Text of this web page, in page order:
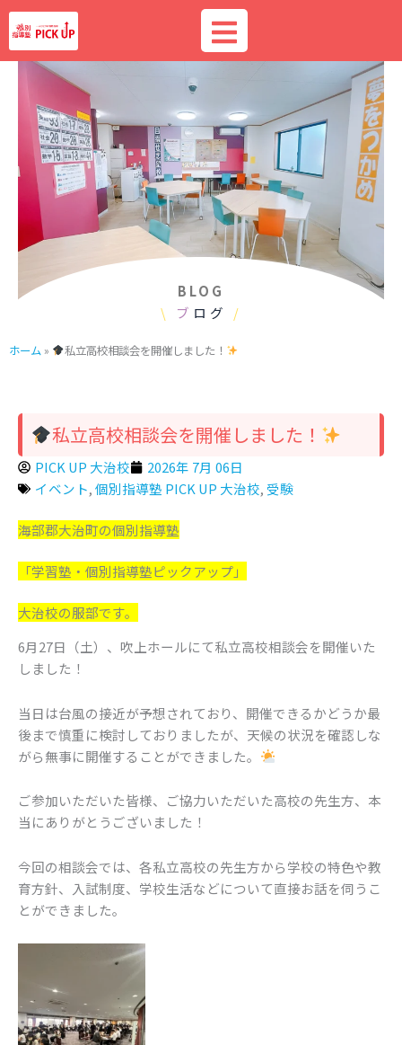
内
容
を
BLOG
\
ブ ログ /
ホーム » 私立高校相談会を開催しました！
私立高校相談会を開催しました！
PICK UP 大治校
2026年 7月 06日
イベント,個別指導塾 PICK UP 大治校, 受験
海部郡大治町の個別指導塾
「学習塾・個別指導塾ピックアップ」
大治校の服部です。
6月27日（土）、吹上ホールにて私立高校相談会を開催いた
しました！
当日は台風の接近が予想されており、開催できるかどうか最
後まで慎重に検討しておりましたが、天候の状況を確認しな
がら無事に開催することができました。
ご参加いただいた皆様、ご協力いただいた高校の先生方、本
当にありがとうございました！
今回の相談会では、各私立高校の先生方から学校の特色や教
育方針、入試制度、学校生活などについて直接お話を伺うこ
とができました。